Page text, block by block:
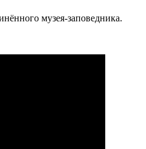
музея-заповедника.